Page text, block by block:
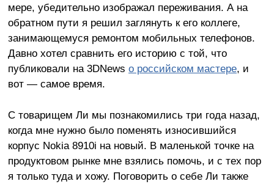
мере, убедительно изображал переживания. А на
обратном пути я решил заглянуть к его коллеге,
занимающемуся ремонтом мобильных телефонов.
Давно хотел сравнить его историю с той, что
публиковали на 3DNews о российском мастере, и
вот — самое время.
С товарищем Ли мы познакомились три года назад,
когда мне нужно было поменять износившийся
корпус Nokia 8910i на новый. В маленькой точке на
продуктовом рынке мне взялись помочь, и с тех пор
я только туда и хожу. Поговорить о себе Ли также